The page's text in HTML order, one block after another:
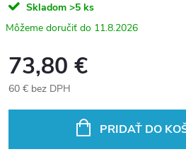
Skladom >5 ks
11.8.2026
73,80 €
60 € bez DPH
PRIDAŤ DO